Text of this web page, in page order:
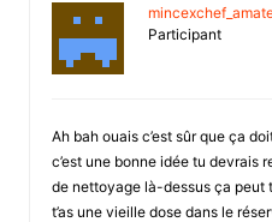
Participant
Ah bah ouais c’est sûr que ça
c’est une bonne idée tu devrais
de nettoyage là-dessus ça peut
t’as une vieille dose dans le